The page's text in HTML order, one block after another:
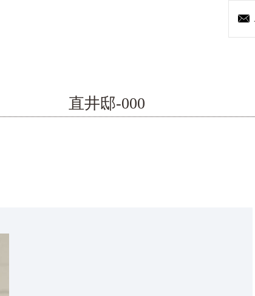
直井邸-000